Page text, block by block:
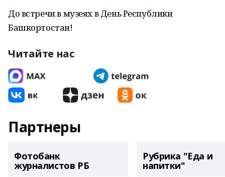
До встречи в музеях в День Республики
Башкортостан!
Читайте нас
Партнеры
Фотобанк
журналистов РБ
Рубрика "Еда и
напитки"